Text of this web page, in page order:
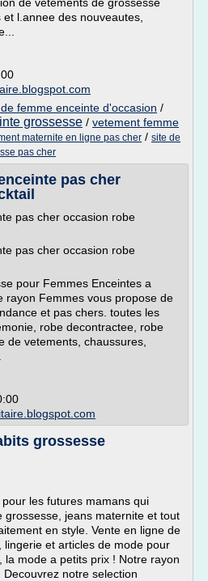
l.annee des nouveautes,
femme enceinte d'occasion /
grossesse / vetement femme
maternite en ligne pas cher / site de
pas cher
pas cher
pas cher occasion robe
pas cher occasion robe
pour Femmes Enceintes a
rayon Femmes vous propose de
et pas chers. toutes les
robe decontractee, robe
de vetements, chaussures,
grossesse
les futures mamans qui
grossesse, jeans maternite et tout
en style. Vente en ligne de
et articles de mode pour
la mode a petits prix ! Notre rayon
notre selection